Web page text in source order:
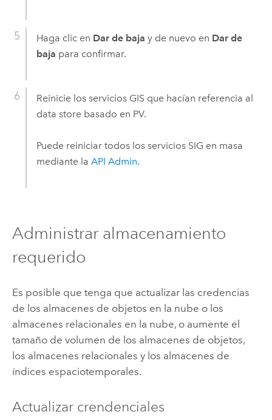
Haga clic en Dar de baja y de nuevo en Dar de
baja para confirmar.
Reinicie los servicios GIS que hacían referencia al
data store basado en PV.
Puede reiniciar todos los servicios SIG en masa
mediante la API Admin.
Administrar almacenamiento
requerido
Es posible que tenga que actualizar las credencias
de los almacenes de objetos en la nube o los
almacenes relacionales en la nube, o aumente el
tamaño de volumen de los almacenes de objetos,
los almacenes relacionales y los almacenes de
índices espaciotemporales.
Actualizar crendenciales